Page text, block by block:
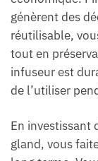
génèrent des
réutilisable,
tout en
infuseur est
de l’utiliser
En investissant
gland, vous